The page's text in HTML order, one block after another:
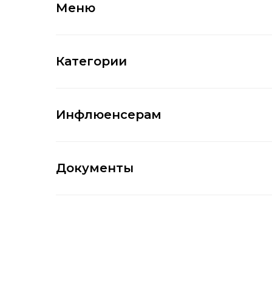
Меню
Категории
Инфлюенсерам
Документы